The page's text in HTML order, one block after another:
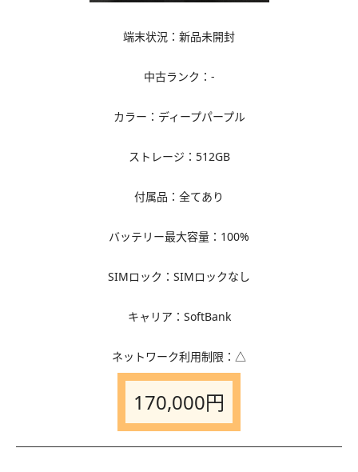
端末状況：新品未開封
中古ランク：-
カラー：ディープパープル
ストレージ：512GB
付属品：全てあり
バッテリー最大容量：100%
SIMロック：SIMロックなし
キャリア：SoftBank
ネットワーク利用制限：△
170,000円